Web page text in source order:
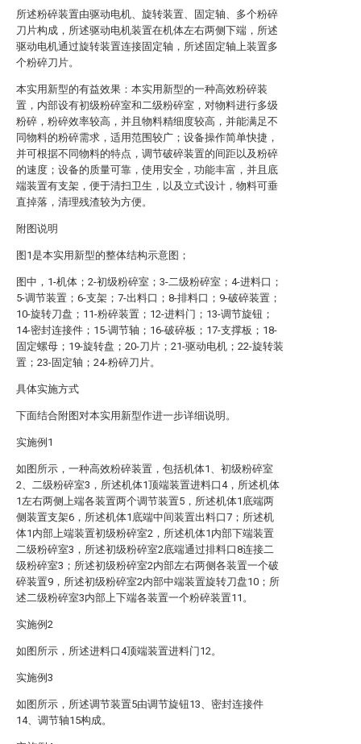
所述粉碎装置由驱动电机、旋转装置、固定轴、多个粉碎
刀片构成，所述驱动电机装置在机体左右两侧下端，所述
驱动电机通过旋转装置连接固定轴，所述固定轴上装置多
个粉碎刀片。
本实用新型的有益效果：本实用新型的一种高效粉碎装
置，内部设有初级粉碎室和二级粉碎室，对物料进行多级
粉碎，粉碎效率较高，并且物料精细度较高，并能满足不
同物料的粉碎需求，适用范围较广；设备操作简单快捷，
并可根据不同物料的特点，调节破碎装置的间距以及粉碎
的速度；设备的质量可靠，使用安全，功能丰富，并且底
端装置有支架，便于清扫卫生，以及立式设计，物料可垂
直掉落，清理残渣较为方便。
附图说明
图1是本实用新型的整体结构示意图；
图中，1-机体；2-初级粉碎室；3-二级粉碎室；4-进料口；
5-调节装置；6-支架；7-出料口；8-排料口；9-破碎装置；
10-旋转刀盘；11-粉碎装置；12-进料门；13-调节旋钮；
14-密封连接件；15-调节轴；16-破碎板；17-支撑板；18-
固定螺母；19-旋转盘；20-刀片；21-驱动电机；22-旋转装
置；23-固定轴；24-粉碎刀片。
具体实施方式
下面结合附图对本实用新型作进一步详细说明。
实施例1
如图所示，一种高效粉碎装置，包括机体1、初级粉碎室
2、二级粉碎室3，所述机体1顶端装置进料口4，所述机体
1左右两侧上端各装置两个调节装置5，所述机体1底端两
侧装置支架6，所述机体1底端中间装置出料口7；所述机
体1内部上端装置初级粉碎室2，所述机体1内部下端装置
二级粉碎室3，所述初级粉碎室2底端通过排料口8连接二
级粉碎室3；所述初级粉碎室2内部左右两侧各装置一个破
碎装置9，所述初级粉碎室2内部中端装置旋转刀盘10；所
述二级粉碎室3内部上下端各装置一个粉碎装置11。
实施例2
如图所示，所述进料口4顶端装置进料门12。
实施例3
如图所示，所述调节装置5由调节旋钮13、密封连接件
14、调节轴15构成。